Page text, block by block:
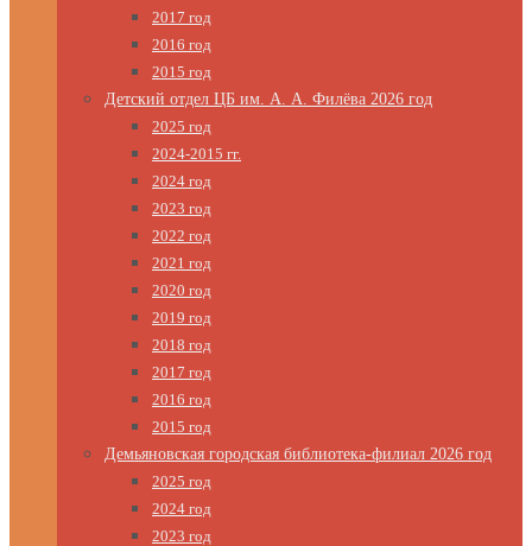
2017 год
2016 год
2015 год
Детский отдел ЦБ им. А. А. Филёва 2026 год
2025 год
2024-2015 гг.
2024 год
2023 год
2022 год
2021 год
2020 год
2019 год
2018 год
2017 год
2016 год
2015 год
Демьяновская городская библиотека-филиал 2026 год
2025 год
2024 год
2023 год